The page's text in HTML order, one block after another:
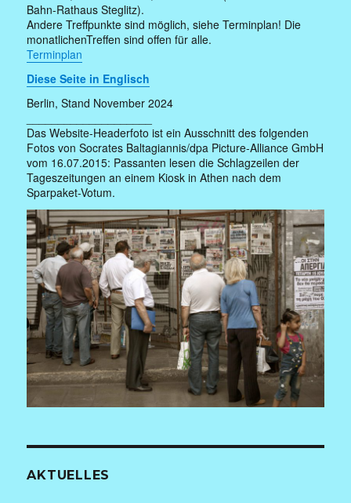
Bahn-Rathaus Steglitz).
Andere Treffpunkte sind möglich, siehe Terminplan! Die
monatlichenTreffen sind offen für alle.
Terminplan
Diese Seite in Englisch
Berlin, Stand November 2024
Das Website-Headerfoto ist ein Ausschnitt des folgenden
Fotos von Socrates Baltagiannis/dpa Picture-Alliance GmbH
vom 16.07.2015: Passanten lesen die Schlagzeilen der
Tageszeitungen an einem Kiosk in Athen nach dem
Sparpaket-Votum.
AKTUELLES